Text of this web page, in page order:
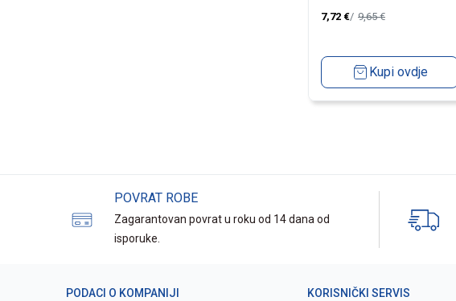
7,72 € 9,65€
Kupi ovdje
POVRAT ROBE
Zagarantovan povrat u roku od 14 dana od
isporuke.
PODACI O KOMPANIJI
KORISNIČKI SERVIS